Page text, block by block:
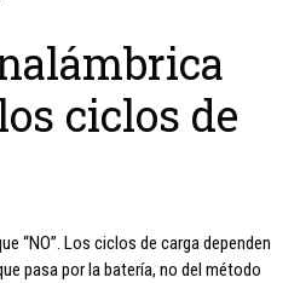
ciclos de
“NO”. Los ciclos de carga dependen
pasa por la batería, no del método